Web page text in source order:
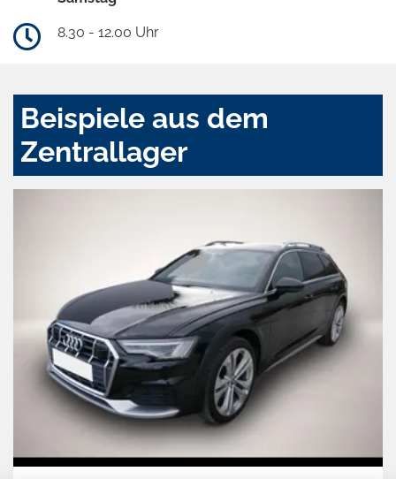
8.30 - 12.00 Uhr
Beispiele aus dem
Zentrallager